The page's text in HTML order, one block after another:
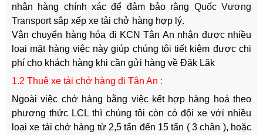
nhận hàng chính xác để đảm bảo rằng Quốc Vương
Transport sắp xếp xe tải chở hàng hợp lý.
Vận chuyển hàng hóa đi KCN Tân An nhận được nhiều
loại mặt hàng việc này giúp chúng tôi tiết kiệm được chi
phí cho khách hàng khi cần gửi hàng về Đăk Lăk
1.2 Thuê xe tải chở hàng đi Tân An :
Ngoài việc chở hàng bằng việc kết hợp hàng hoá theo
phương thức LCL thì chúng tôi còn có đội xe với nhiều
loại xe tải chở hàng từ 2,5 tấn đến 15 tấn ( 3 chân ), hoặc